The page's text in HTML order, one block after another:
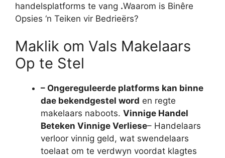
handelsplatforms te vang .Waarom is Binêre
Opsies ‘n Teiken vir Bedrieërs?
Maklik om Vals Makelaars
Op te Stel
– Ongereguleerde platforms kan binne
dae bekendgestel word en regte
makelaars naboots. Vinnige Handel
Beteken Vinnige Verliese– Handelaars
verloor vinnig geld, wat swendelaars
toelaat om te verdwyn voordat klagtes